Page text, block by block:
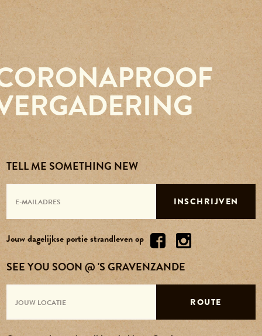
Vergaderen
Activiteiten
Reserveren
Agenda
Contact
Over ons
Vacatures
TELL ME SOMETHING NEW
INSCHRIJVEN
Jouw dagelijkse portie strandleven op
SEE YOU SOON @ 'S GRAVENZANDE
ROUTE